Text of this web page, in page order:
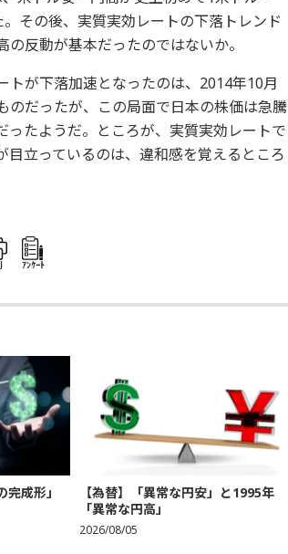
その後、実質実効レートの下落トレンド
反動が基本だったのではないか。
トが下落加速となったのは、2014年10月
だったが、この局面で日本の株価は急騰
ったようだ。ところが、実質実効レートで
立っているのは、違和感を覚えるところ
ｱﾝｹｰﾄ
完成形」
【為替】「異常な円安」と1995年
「異常な円高」
2026/08/05